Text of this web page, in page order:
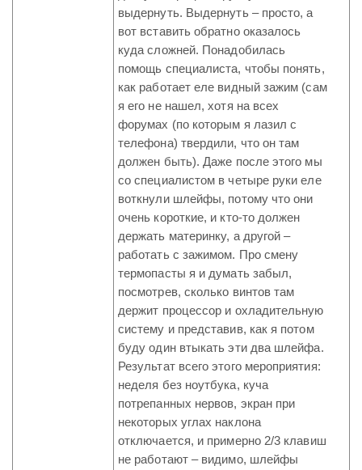
выдернуть. Выдернуть – просто, а
вот вставить обратно оказалось
куда сложней. Понадобилась
помощь специалиста, чтобы понять,
как работает еле видный зажим (сам
я его не нашел, хотя на всех
форумах (по которым я лазил с
телефона) твердили, что он там
должен быть). Даже после этого мы
со специалистом в четыре руки еле
воткнули шлейфы, потому что они
очень короткие, и кто-то должен
держать материнку, а другой –
работать с зажимом. Про смену
термопасты я и думать забыл,
посмотрев, сколько винтов там
держит процессор и охладительную
систему и представив, как я потом
буду один втыкать эти два шлейфа.
Результат всего этого мероприятия:
неделя без ноутбука, куча
потрепанных нервов, экран при
некоторых углах наклона
отключается, и примерно 2/3 клавиш
не работают – видимо, шлейфы